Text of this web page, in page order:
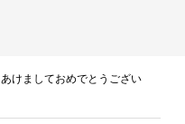
あけましておめでとうござい